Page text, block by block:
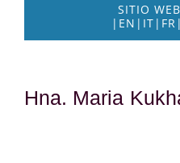
Hna. Maria
SITIO